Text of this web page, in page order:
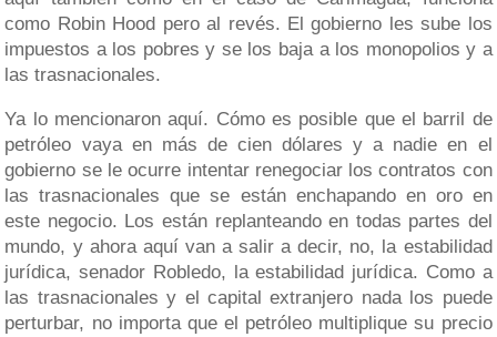
como Robin Hood pero al revés. El gobierno les sube los
impuestos a los pobres y se los baja a los monopolios y a
las trasnacionales.
Ya lo mencionaron aquí. Cómo es posible que el barril de
petróleo vaya en más de cien dólares y a nadie en el
gobierno se le ocurre intentar renegociar los contratos con
las trasnacionales que se están enchapando en oro en
este negocio. Los están replanteando en todas partes del
mundo, y ahora aquí van a salir a decir, no, la estabilidad
jurídica, senador Robledo, la estabilidad jurídica. Como a
las trasnacionales y el capital extranjero nada los puede
perturbar, no importa que el petróleo multiplique su precio